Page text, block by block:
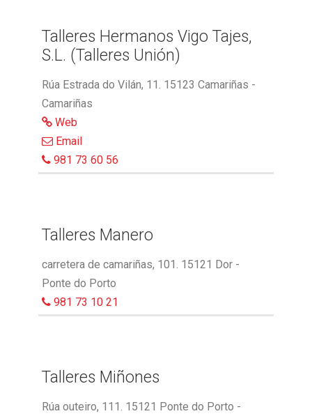
Talleres Hermanos Vigo Tajes,
S.L. (Talleres Unión)
Rúa Estrada do Vilán, 11. 15123 Camariñas -
Camariñas
Web
Email
981 73 60 56
Talleres Manero
carretera de camariñas, 101. 15121 Dor -
Ponte do Porto
981 73 10 21
Talleres Miñones
Rúa outeiro, 111. 15121 Ponte do Porto -